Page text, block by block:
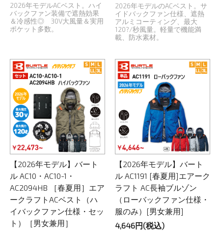
2026年モデルACベスト。ハイ
バックファン装備で遮熱効果
＆冷感性◎ 30V大風量＆実用
ポケット多数。
2026年モデルのACベスト。サ
イドバックファン仕様、遮熱
アルミコーティング、最大
120?/秒風量。軽量で機能満
載、防水素材。
【2026年モデル】バート
ル AC10・AC10-1・
AC2094HB ［春夏用］エア
ークラフトACベスト（ハ
イバックファン仕様・セッ
ト）［男女兼用］
【2026年モデル】バート
ル AC1191 [春夏用]エアーク
ラフト AC長袖ブルゾン
（ローバックファン仕様・
服のみ）[男女兼用]
4,646円(税込)